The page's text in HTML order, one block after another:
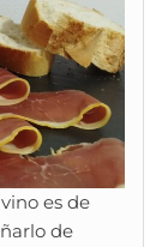
es de
de